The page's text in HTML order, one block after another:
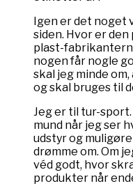
Igen er det noget
siden. Hvor er
plast-
nogen får nogle
skal jeg minde
og skal bruges til
Jeg er til tur-
mund når jeg ser
udstyr og
drømme om. Om
véd godt, hvor
produkter når